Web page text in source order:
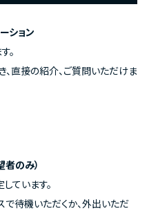
ション
。
直接の紹介、ご質問いただけま
のみ）
ています。
待機いただくか、外出いただ